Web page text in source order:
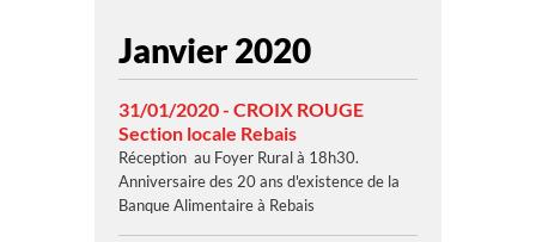
Janvier 2020
31/01/2020 - CROIX ROUGE
Section locale Rebais
Réception au Foyer Rural à 18h30.
Anniversaire des 20 ans d'existence de la
Banque Alimentaire à Rebais